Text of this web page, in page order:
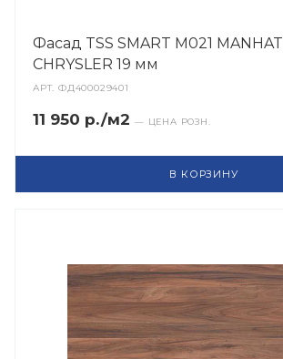
Фасад TSS SMART M021
CHRYSLER 19 мм
АРТ.ФД400029401
11 950 р./м2 — ЦЕНА РОЗН.
В КОРЗИНУ